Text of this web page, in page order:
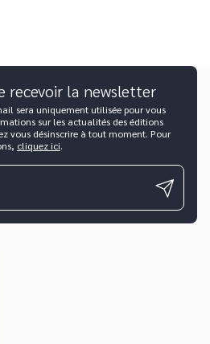
recevoir la newsletter
sera uniquement utilisée pour vous
sur les actualités des éditions
vous désinscrire à tout moment. Pour
cliquez ici.